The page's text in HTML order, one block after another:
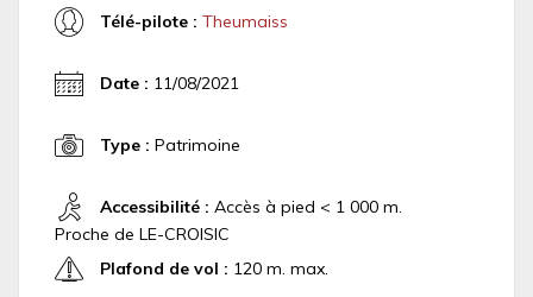
Télé-pilote : Theumaiss
Date : 11/08/2021
Type : Patrimoine
Accessibilité : Accès à pied < 1 000 m.
Proche de LE-CROISIC
Plafond de vol : 120 m. max.